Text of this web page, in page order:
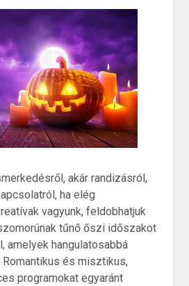
akár randizásról,
ha elég
vagyunk, feldobhatjuk
tűnő őszi időszakot
amelyek hangulatosabbá
és misztikus,
programokat egyaránt